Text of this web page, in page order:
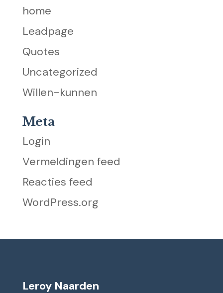
home
Leadpage
Quotes
Uncategorized
Willen-kunnen
Meta
Login
Vermeldingen feed
Reacties feed
WordPress.org
Leroy Naarden